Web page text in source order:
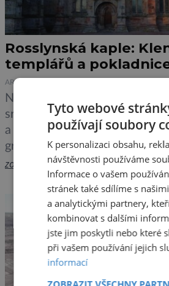
Rosslynská kaple:
templářů a
ARCHITEKTURA
Na první pohled obyčejná
srdci mají však být dodnes
a kdesi v labyrintu chodeb tiše
grál… Malá kaple nacházející
kilometrů od Edinburgu voní
konspiračními teoriemi po
poseté nejrůznějšími symboly
znaky má totiž ve svém nitru
zobrazit více >>
Tyto webové
používají soubory
K personalizaci obsahu,
návštěvnosti používáme
Informace o vašem
stránek také sdílíme s
a analytickými partnery,
kombinovat s dalšími
jste jim poskytli nebo které
při vašem používání jejich
informací